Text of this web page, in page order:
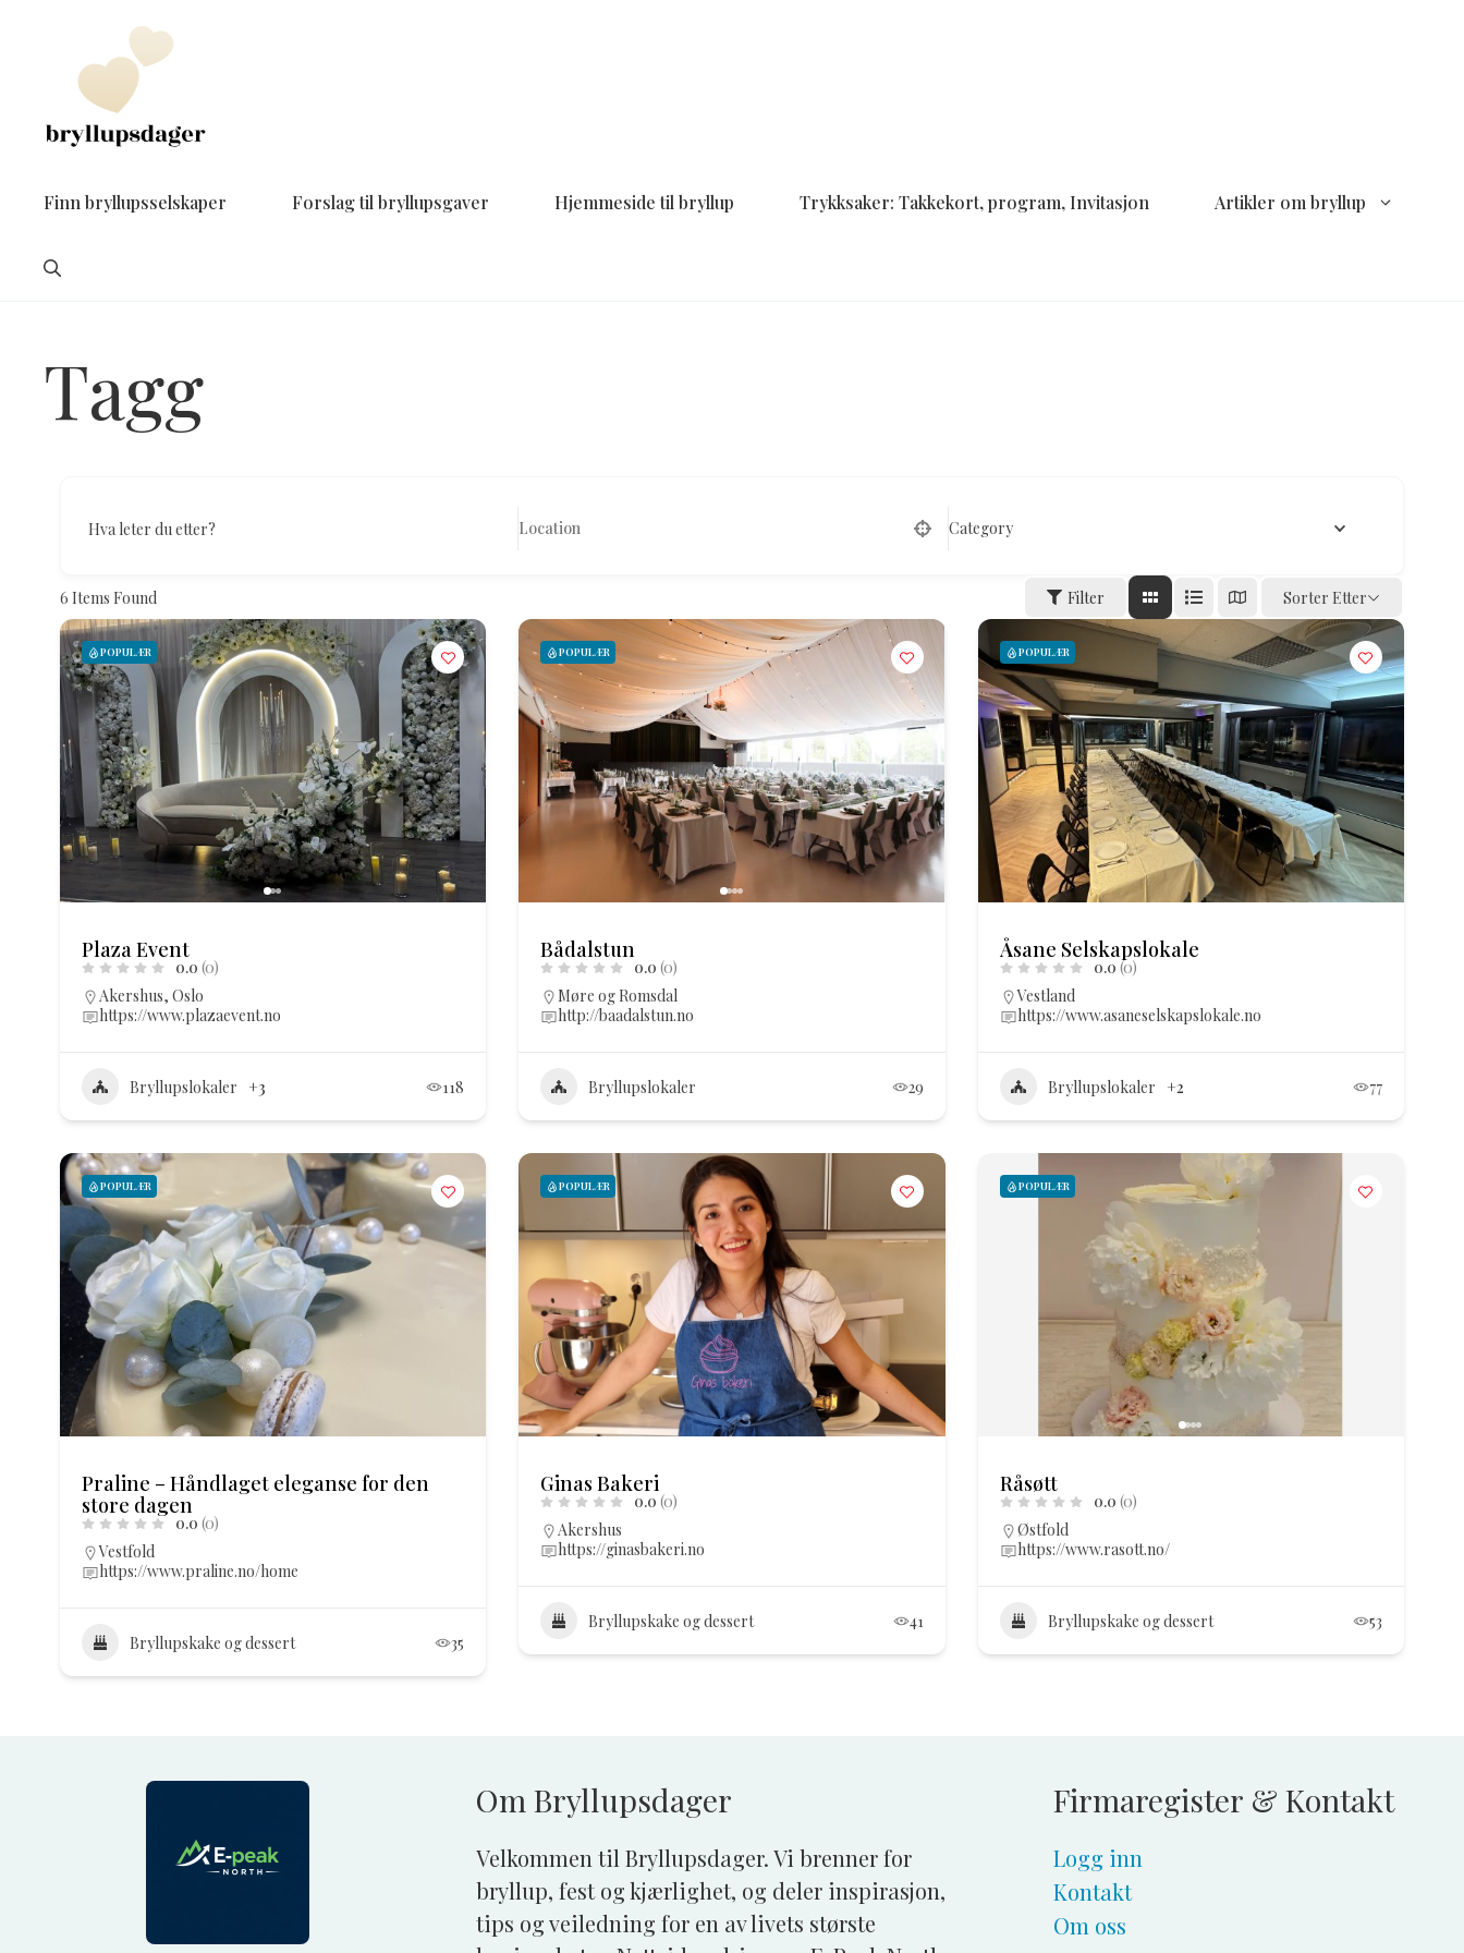
Finn bryllupsselskaper Forslag til bryllupsgaver Hjemmeside til bryllup Trykksaker: Takkekort, program, Invitasjon Artikler om bryllup
Tagg
Hva leter du etter? Category
6 Items Found Filter Sorter Etter
POPULÆR
Plaza Event
0.0 (0)
Akershus, Oslo
https://www.plazaevent.no
Bryllupslokaler +3 118
POPULÆR
Bådalstun
0.0 (0)
Møre og Romsdal
http://baadalstun.no
Bryllupslokaler 29
POPULÆR
Åsane Selskapslokale
0.0 (0)
Vestland
https://www.asaneselskapslokale.no
Bryllupslokaler +2 77
POPULÆR
Praline – Håndlaget eleganse for den
store dagen
0.0 (0)
Vestfold
https://www.praline.no/home
Bryllupskake og dessert 35
POPULÆR
Ginas Bakeri
0.0 (0)
Akershus
https://ginasbakeri.no
Bryllupskake og dessert 41
POPULÆR
Råsøtt
0.0 (0)
Østfold
https://www.rasott.no/
Bryllupskake og dessert 53
Om Bryllupsdager
Velkommen til Bryllupsdager. Vi brenner for
bryllup, fest og kjærlighet, og deler inspirasjon,
tips og veiledning for en av livets største
Firmaregister & Kontakt
Logg inn
Kontakt
Om oss